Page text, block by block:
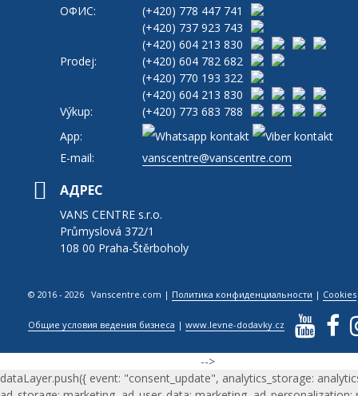
ОФИС: (+420) 778 447 741
(+420) 737 923 743
(+420) 604 213 830
Prodej:
(+420) 604 782 682
(+420) 770 193 322
(+420) 604 213 830
Výkup:
(+420) 773 683 788
App:
E-mail:
vanscentre@vanscentre.com
АДРЕС
VANS CENTRE s.r.o.
Průmyslová 372/1
108 00 Praha-Štěrboholy
© 2016 - 2026 Vanscentre.com | Политика конфиденциальности | Cookies
Общие условия ведения бизнеса |www.levne-dodavky.cz
-->
dataLayer.push({ event: "consent_update", analytics_storage: